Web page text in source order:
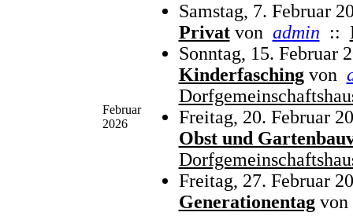
Februar
2026
Samstag, 7. Februar
Privatvon admin ::
Sonntag, 15. Februar
Kinderfaschingvon
Freitag, 20. Februar
Obst und
Freitag, 27. Februar
Generationentagvon